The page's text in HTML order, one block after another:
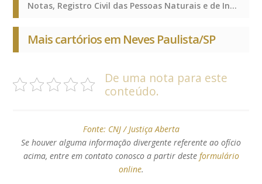
Notas, Registro Civil das Pessoas Naturais e de Interdições e Tutelas, Notas, Registro Civil das Pessoas Naturais e de Interdições e Tutelas, Notas, Registro Civil das Pessoas Naturais e de Interdições e Tutelas
Mais cartórios em Neves Paulista/SP
De uma nota para este
conteúdo.
Fonte: CNJ / Justiça Aberta
Se houver alguma informação divergente referente ao ofício
acima, entre em contato conosco a partir deste formulário
online.